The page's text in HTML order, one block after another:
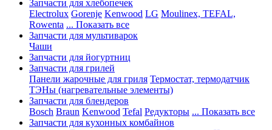
Запчасти для хлебопечек
Electrolux Gorenje Kenwood LG Moulinex, TEFAL,
Rowenta ... Показать все
Запчасти для мультиварок
Чаши
Запчасти для йогуртниц
Запчасти для грилей
Панели жарочные для гриля Термостат, термодатчик
ТЭНы (нагревательные элементы)
Запчасти для блендеров
Bosch Braun Kenwood Tefal Редукторы ... Показать все
Запчасти для кухонных комбайнов